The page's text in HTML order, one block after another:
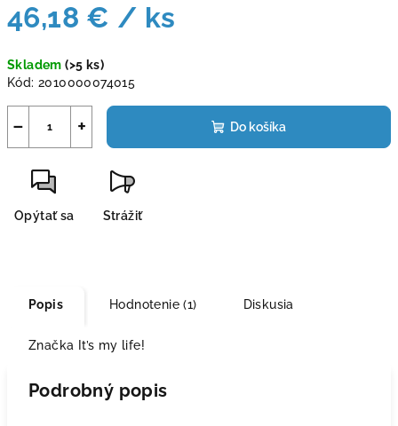
46,18 € / ks
cena:
Skladem(>5 ks)
Kód: 2010000074015
+
− Do košíka
Opýtať sa Strážiť
Popis Hodnotenie (1) Diskusia
Značka It’s my life!
Podrobný popis